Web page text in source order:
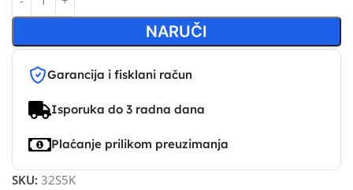
NARUČI
Garancija i fisklani račun
Isporuka do 3 radna dana
Plaćanje prilikom preuzimanja
SKU: 32S5K